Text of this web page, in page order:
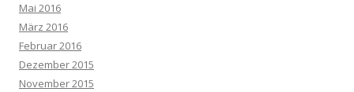
Mai 2016
März 2016
Februar 2016
Dezember 2015
November 2015